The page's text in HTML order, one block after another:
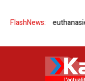
FlashNews:
euthanasie salvatrice